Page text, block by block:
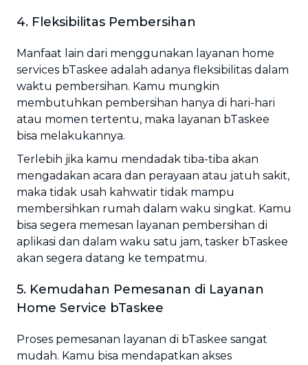
4. Fleksibilitas Pembersihan
Manfaat lain dari menggunakan layanan home
services bTaskee adalah adanya fleksibilitas dalam
waktu pembersihan. Kamu mungkin
membutuhkan pembersihan hanya di hari-hari
atau momen tertentu, maka layanan bTaskee
bisa melakukannya.
Terlebih jika kamu mendadak tiba-tiba akan
mengadakan acara dan perayaan atau jatuh sakit,
maka tidak usah kahwatir tidak mampu
membersihkan rumah dalam waku singkat. Kamu
bisa segera memesan layanan pembersihan di
aplikasi dan dalam waku satu jam, tasker bTaskee
akan segera datang ke tempatmu.
5. Kemudahan Pemesanan di Layanan
Home Service bTaskee
Proses pemesanan layanan di bTaskee sangat
mudah. Kamu bisa mendapatkan akses